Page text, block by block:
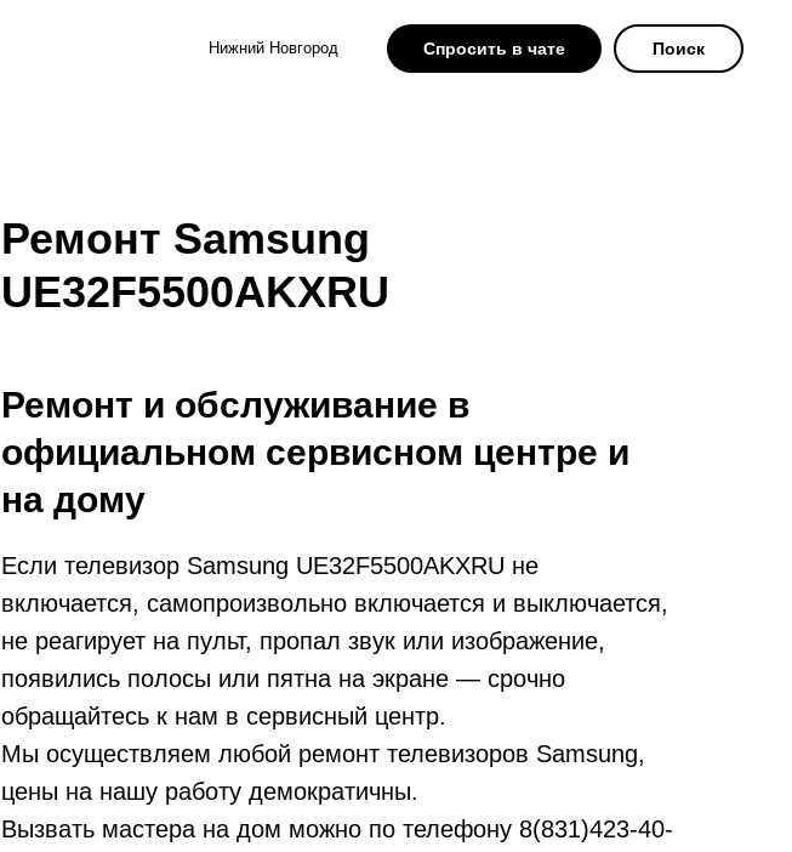
Нижний Новгород Спросить в чате Поиск
Ремонт Samsung
UE32F5500AKXRU
Ремонт и обслуживание в
официальном сервисном центре и
на дому
Если телевизор Samsung UE32F5500AKXRU не
включается, самопроизвольно включается и выключается,
не реагирует на пульт, пропал звук или изображение,
появились полосы или пятна на экране — срочно
обращайтесь к нам в сервисный центр.
Мы осуществляем любой ремонт телевизоров Samsung,
цены на нашу работу демократичны.
Вызвать мастера на дом можно по телефону 8(831)423-40-